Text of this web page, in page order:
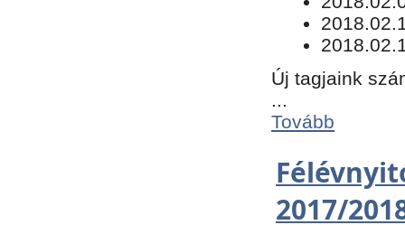
Új tagjaink
Tovább
2017/